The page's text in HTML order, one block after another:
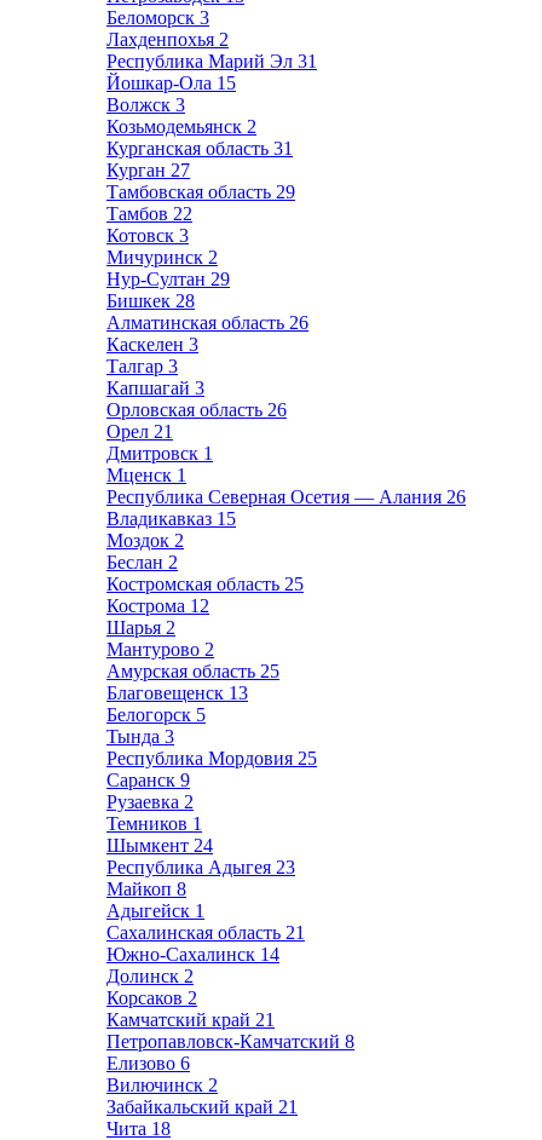
Беломорск 3
Лахденпохья 2
Республика Марий Эл 31
Йошкар-Ола 15
Волжск 3
Козьмодемьянск 2
Курганская область 31
Курган 27
Тамбовская область 29
Тамбов 22
Котовск 3
Мичуринск 2
Нур-Султан 29
Бишкек 28
Алматинская область 26
Каскелен 3
Талгар 3
Капшагай 3
Орловская область 26
Орел 21
Дмитровск 1
Мценск 1
Республика Северная Осетия — Алания 26
Владикавказ 15
Моздок 2
Беслан 2
Костромская область 25
Кострома 12
Шарья 2
Мантурово 2
Амурская область 25
Благовещенск 13
Белогорск 5
Тында 3
Республика Мордовия 25
Саранск 9
Рузаевка 2
Темников 1
Шымкент 24
Республика Адыгея 23
Майкоп 8
Адыгейск 1
Сахалинская область 21
Южно-Сахалинск 14
Долинск 2
Корсаков 2
Камчатский край 21
Петропавловск-Камчатский 8
Елизово 6
Вилючинск 2
Забайкальский край 21
Чита 18